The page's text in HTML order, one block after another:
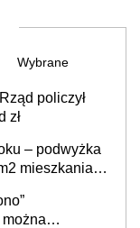
Wybrane
policzył
zł
– podwyżka
mieszkania,